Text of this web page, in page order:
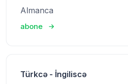
Almanca
abone
Türkcə - İngiliscə